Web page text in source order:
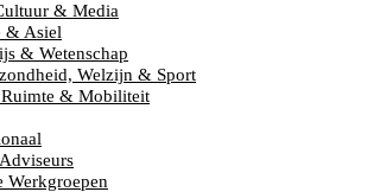
& Media
& Asiel
& Wetenschap
Welzijn & Sport
Ruimte & Mobiliteit
Werkgroepen